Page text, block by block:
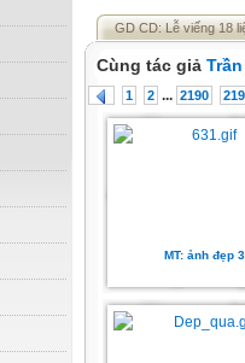
GD CD: Lễ viếng 18
Cùng tác giả
1 2 ... 2190
MT: ảnh đẹp 3